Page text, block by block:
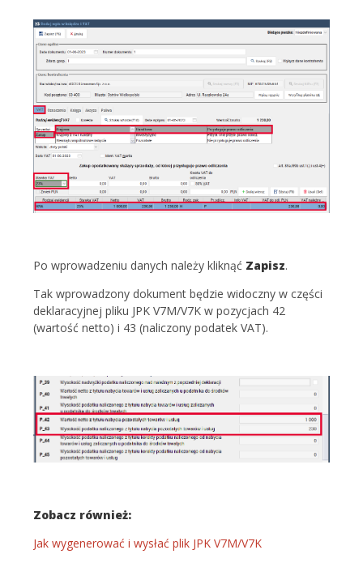
Po wprowadzeniu danych należy kliknąć Zapisz.
Tak wprowadzony dokument będzie widoczny w części
deklaracyjnej pliku JPK V7M/V7K w pozycjach 42
(wartość netto) i 43 (naliczony podatek VAT).
Zobacz również:
Jak wygenerować i wysłać plik JPK V7M/V7K